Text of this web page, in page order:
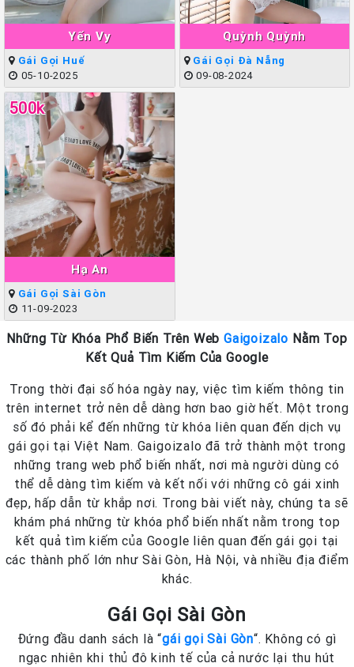
Yến Vy
Gái Gọi Huế
05-10-2025
Quỳnh Quỳnh
Gái Gọi Đà Nẵng
09-08-2024
Hạ An
500k
Gái Gọi Sài Gòn
11-09-2023
Những Từ Khóa Phổ Biến Trên WebGaigoizalo Nằm Top
Kết Quả Tìm Kiếm Của Google
Trong thời đại số hóa ngày nay, việc tìm kiếm thông tin
trên internet trở nên dễ dàng hơn bao giờ hết. Một trong
số đó phải kể đến những từ khóa liên quan đến dịch vụ
gái gọi tại Việt Nam. Gaigoizalo đã trở thành một trong
những trang web phổ biến nhất, nơi mà người dùng có
thể dễ dàng tìm kiếm và kết nối với những cô gái xinh
đẹp, hấp dẫn từ khắp nơi. Trong bài viết này, chúng ta sẽ
khám phá những từ khóa phổ biến nhất nằm trong top
kết quả tìm kiếm của Google liên quan đến gái gọi tại
các thành phố lớn như Sài Gòn, Hà Nội, và nhiều địa điểm
khác.
Gái Gọi Sài Gòn
Đứng đầu danh sách là “gái gọi Sài Gòn“. Không có gì
ngạc nhiên khi thủ đô kinh tế của cả nước lại thu hút